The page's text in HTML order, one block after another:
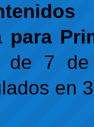
para
de 7 de
en